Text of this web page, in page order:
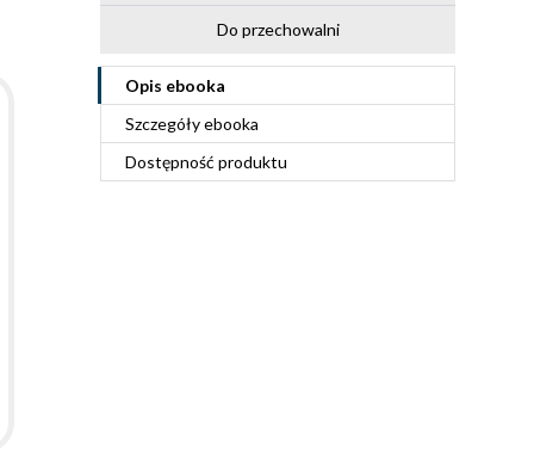
Do przechowalni
Opis ebooka
Szczegółyebooka
Dostępność produktu